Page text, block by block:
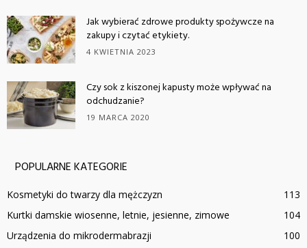
Jak wybierać zdrowe produkty spożywcze na
zakupy i czytać etykiety.
4 KWIETNIA 2023
Czy sok z kiszonej kapusty może wpływać na
odchudzanie?
19 MARCA 2020
POPULARNE KATEGORIE
Kosmetyki do twarzy dla mężczyzn
113
Kurtki damskie wiosenne, letnie, jesienne, zimowe
104
Urządzenia do mikrodermabrazji
100